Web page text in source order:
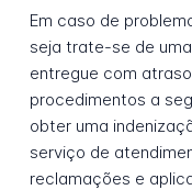
Em caso de
seja trate-se de
entregue com
procedimentos a
obter uma
serviço de
reclamações e